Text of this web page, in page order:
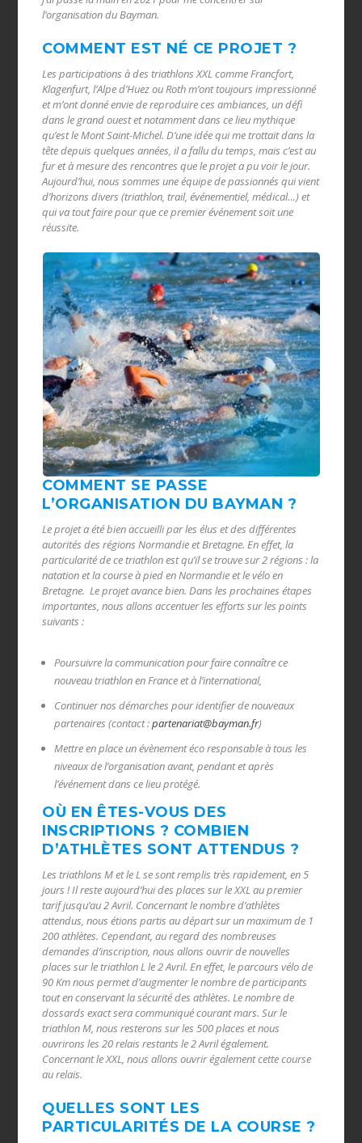
l’organisation du Bayman.
COMMENT EST NÉ CE PROJET ?
Les participations à des triathlons XXL comme Francfort,
Klagenfurt, l’Alpe d’Huez ou Roth m’ont toujours impressionné
et m’ont donné envie de reproduire ces ambiances, un défi
dans le grand ouest et notamment dans ce lieu mythique
qu’est le Mont Saint-Michel. D’une idée qui me trottait dans la
tête depuis quelques années, il a fallu du temps, mais c’est au
fur et à mesure des rencontres que le projet a pu voir le jour.
Aujourd’hui, nous sommes une équipe de passionnés qui vient
d’horizons divers (triathlon, trail, événementiel, médical…) et
qui va tout faire pour que ce premier événement soit une
réussite.
COMMENT SE PASSE
L’ORGANISATION DU BAYMAN ?
Le projet a été bien accueilli par les élus et des différentes
autorités des régions Normandie et Bretagne. En effet, la
particularité de ce triathlon est qu’il se trouve sur 2 régions : la
natation et la course à pied en Normandie et le vélo en
Bretagne. Le projet avance bien. Dans les prochaines étapes
importantes, nous allons accentuer les efforts sur les points
suivants :
Poursuivre la communication pour faire connaître ce
nouveau triathlon en France et à l’international,
Continuer nos démarches pour identifier de nouveaux
partenaires (contact :partenariat@bayman.fr)
Mettre en place un évènement éco responsable à tous les
niveaux de l’organisation avant, pendant et après
l’événement dans ce lieu protégé.
OÙ EN ÊTES-VOUS DES
INSCRIPTIONS ? COMBIEN
D’ATHLÈTES SONT ATTENDUS ?
Les triathlons M et le L se sont remplis très rapidement, en 5
jours ! Il reste aujourd’hui des places sur le XXL au premier
tarif jusqu’au 2 Avril. Concernant le nombre d’athlètes
attendus, nous étions partis au départ sur un maximum de 1
200 athlètes. Cependant, au regard des nombreuses
demandes d’inscription, nous allons ouvrir de nouvelles
places sur le triathlon L le 2 Avril. En effet, le parcours vélo de
90 Km nous permet d’augmenter le nombre de participants
tout en conservant la sécurité des athlètes. Le nombre de
dossards exact sera communiqué courant mars. Sur le
triathlon M, nous resterons sur les 500 places et nous
ouvrirons les 20 relais restants le 2 Avril également.
Concernant le XXL, nous allons ouvrir également cette course
au relais.
QUELLES SONT LES
PARTICULARITÉS DE LA COURSE ?